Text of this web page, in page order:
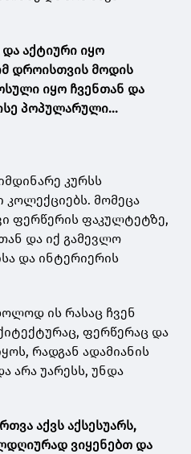
აქტიური იყო
დროისთვის მოდის
იყო ჩვენთან და
პოპულარული...
კურსს
კოლექციებს. მომეცა
ფერწერის ფაკულტეტზე,
და იქ გამევლო
და ინტერიერის
ის რასაც ჩვენ
ფერწერაც და
რადგან ადამიანის
არა უარესს, უნდა
აქვს აქსესუარს,
ვიყენებთ და